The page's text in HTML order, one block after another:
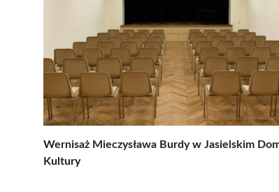
Wernisaż Mieczysława Burdy w Jasielskim
Kultury